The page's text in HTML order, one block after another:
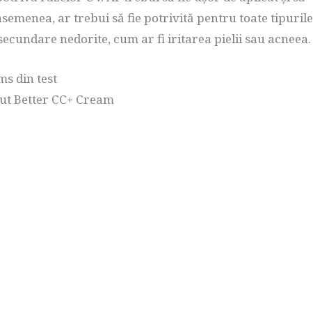
ar trebui să fie potrivită pentru toate tipurile
nedorite, cum ar fi iritarea pielii sau acneea.
din test
Better CC+ Cream